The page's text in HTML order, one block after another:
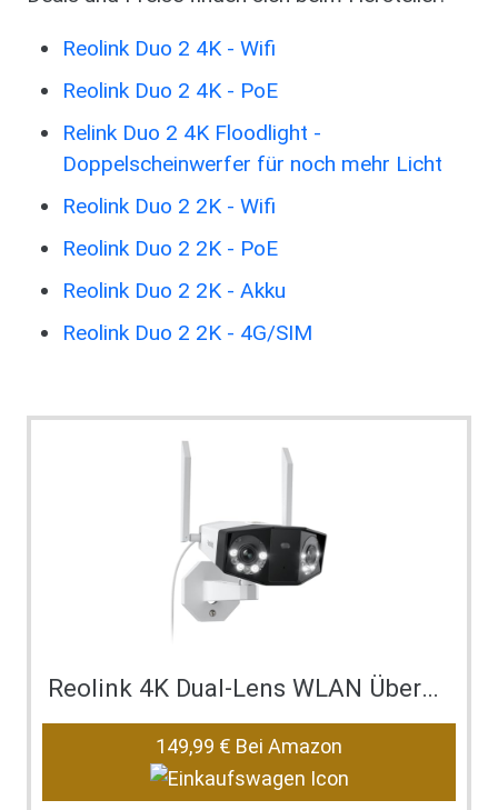
Reolink Duo 2 4K - Wifi
Reolink Duo 2 4K - PoE
Relink Duo 2 4K Floodlight -
Doppelscheinwerfer für noch mehr Licht
Reolink Duo 2 2K - Wifi
Reolink Duo 2 2K - PoE
Reolink Duo 2 2K - Akku
Reolink Duo 2 2K - 4G/SIM
Reolink 4K Dual-Lens WLAN Überwachungskamera Auss…
149,99 € Bei Amazon